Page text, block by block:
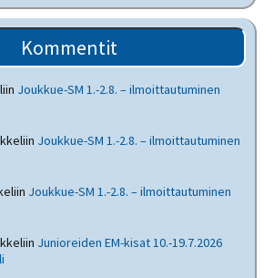
Kommentit
Joukkue-SM 1.-2.8. – ilmoittautuminen
Joukkue-SM 1.-2.8. – ilmoittautuminen
Joukkue-SM 1.-2.8. – ilmoittautuminen
Junioreiden EM-kisat 10.-19.7.2026